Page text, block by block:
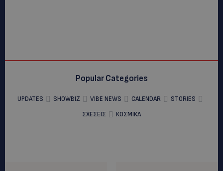
Popular Categories
UPDATES SHOWBIZ VIBE NEWS CALENDAR
STORIES
ΣΧΕΣΕΙΣ
ΚΟΣΜΙΚΑ